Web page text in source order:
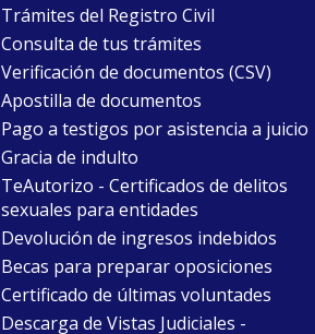
Trámites del Registro Civil
Consulta de tus trámites
Verificación de documentos (CSV)
Apostilla de documentos
Pago a testigos por asistencia a juicio
Gracia de indulto
TeAutorizo - Certificados de delitos
sexuales para entidades
Devolución de ingresos indebidos
Becas para preparar oposiciones
Certificado de últimas voluntades
Descarga de Vistas Judiciales -